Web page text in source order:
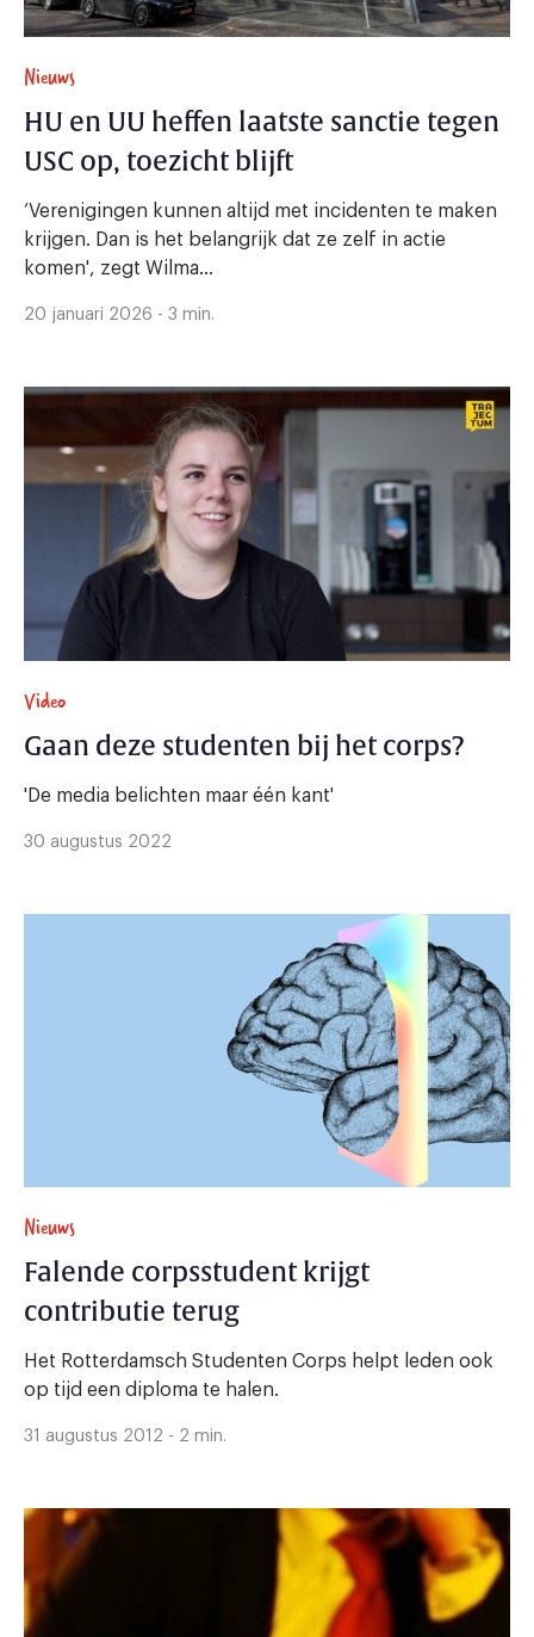
Nieuws
HU en UU heffen laatste sanctie tegen
USC op, toezicht blijft
‘Verenigingen kunnen altijd met incidenten te maken
krijgen. Dan is het belangrijk dat ze zelf in actie
komen', zegt Wilma...
20 januari 2026 - 3 min.
Video
Gaan deze studenten bij het corps?
'De media belichten maar één kant'
30 augustus 2022
Nieuws
Falende corpsstudent krijgt
contributie terug
Het Rotterdamsch Studenten Corps helpt leden ook
op tijd een diploma te halen.
31 augustus 2012 - 2 min.